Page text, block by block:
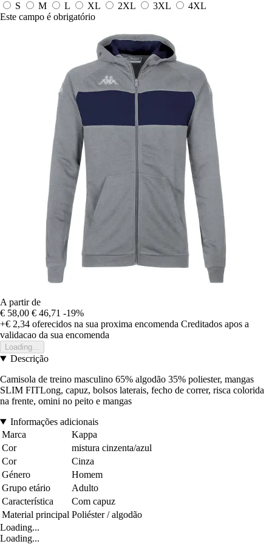
S M L XL 2XL 3XL
4XL
Este campo é obrigatório
A partir de
€ 58,00 € 46,71 -19%
+€ 2,34 oferecidos na sua proxima encomenda Creditados apos a
validacao da sua encomenda
Loading...
Descrição
Camisola de treino masculino 65% algodão 35% poliester, mangas
SLIM FITLong, capuz, bolsos laterais, fecho de correr, risca colorida
na frente, omini no peito e mangas
Informações adicionais
Marca
Kappa
Cor
mistura cinzenta/azul
Cor
Cinza
Género
Homem
Grupo etário
Adulto
Característica
Com capuz
Material principal Poliéster / algodão
Loading...
Loading...